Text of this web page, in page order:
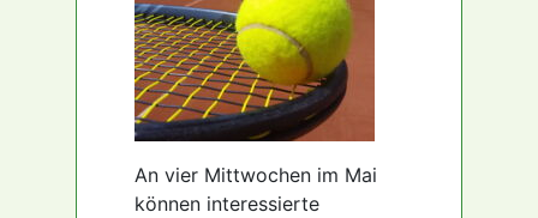
An vier Mittwochen im Mai
können interessierte